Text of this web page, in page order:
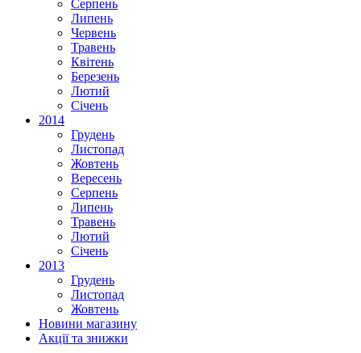
Серпень
Липень
Червень
Травень
Квітень
Березень
Лютий
Січень
2014
Грудень
Листопад
Жовтень
Вересень
Серпень
Липень
Травень
Лютий
Січень
2013
Грудень
Листопад
Жовтень
Новини магазину
Акції та знижки